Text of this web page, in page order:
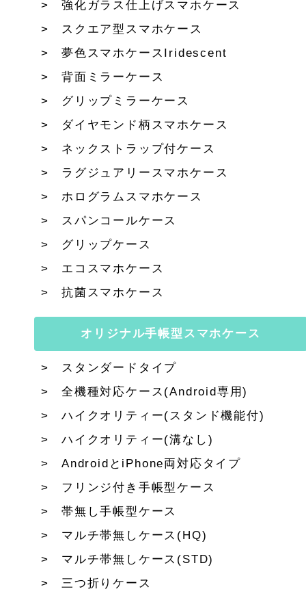
強化ガラス仕上げスマホケース
スクエア型スマホケース
夢色スマホケースIridescent
背面ミラーケース
グリップミラーケース
ダイヤモンド柄スマホケース
ネックストラップ付ケース
ラグジュアリースマホケース
ホログラムスマホケース
スパンコールケース
グリップケース
エコスマホケース
抗菌スマホケース
オリジナル手帳型スマホケース
スタンダードタイプ
全機種対応ケース(Android専用)
ハイクオリティー(スタンド機能付)
ハイクオリティー(溝なし)
AndroidとiPhone両対応タイプ
フリンジ付き手帳型ケース
帯無し手帳型ケース
マルチ帯無しケース(HQ)
マルチ帯無しケース(STD)
三つ折りケース